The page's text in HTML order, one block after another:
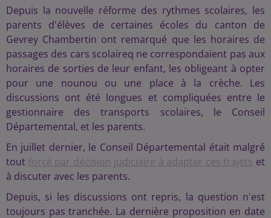
Depuis la nouvelle réforme des rythmes scolaires, les
parents d'élèves de certaines écoles du canton de
Gevrey Chambertin ont remarqué que les horaires de
passages des cars scolaireq ne correspondaient pas aux
horaires de sorties de leur enfant, les obligeant à opter
pour une nounou ou une place à la crèche. Les
discussions ont été longues et compliquées entre le
gestionnaire des transports scolaires, le Conseil
Départemental, et les parents.
En juillet dernier, le Conseil Départemental était malgré
tout forçé par décision judiciaire à adapter ces trajets et
à discuter avec les parents.
Depuis, si les discussions ont repris, la question n'est
toujours pas tranchée. La dernière proposition en date